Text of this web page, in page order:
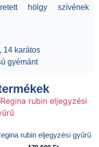
hölgy szívének
14 karátos
gyémánt
rubin eljegyzési gyűrű